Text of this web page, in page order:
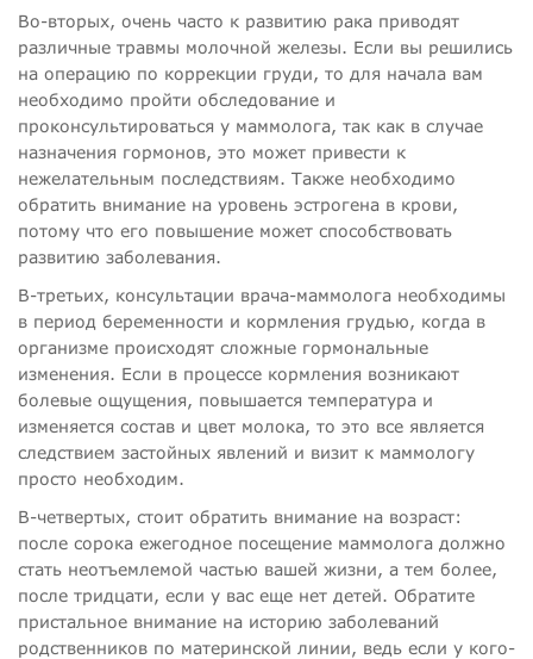
Во-вторых, очень часто к развитию рака приводят
различные травмы молочной железы. Если вы решились
на операцию по коррекции груди, то для начала вам
необходимо пройти обследование и
проконсультироваться у маммолога, так как в случае
назначения гормонов, это может привести к
нежелательным последствиям. Также необходимо
обратить внимание на уровень эстрогена в крови,
потому что его повышение может способствовать
развитию заболевания.
В-третьих, консультации врача-маммолога необходимы
в период беременности и кормления грудью, когда в
организме происходят сложные гормональные
изменения. Если в процессе кормления возникают
болевые ощущения, повышается температура и
изменяется состав и цвет молока, то это все является
следствием застойных явлений и визит к маммологу
просто необходим.
В-четвертых, стоит обратить внимание на возраст:
после сорока ежегодное посещение маммолога должно
стать неотъемлемой частью вашей жизни, а тем более,
после тридцати, если у вас еще нет детей. Обратите
пристальное внимание на историю заболеваний
родственников по материнской линии, ведь если у кого-